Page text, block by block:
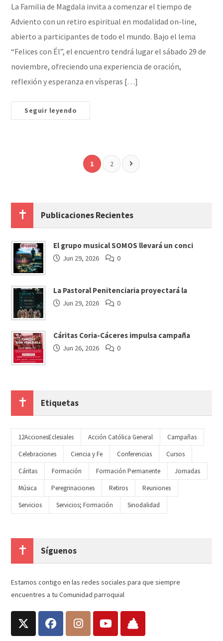
La Familia de Magdala invita a comenzar el tiempo de
Adviento con un retiro espiritual en modalidad on-line,
abierto a participantes de todo el mundo. Bajo el lema
“Felices con Él”, el encuentro tendrá lugar el sábado 29 de
noviembre, ofreciendo una experiencia de oración,
reflexión y esperanza en vísperas […]
Seguir leyendo
1 2
Publicaciones Recientes
El grupo musical SOMOS llevará un conci
Jun 29, 2026 0
La Pastoral Penitenciaria proyectará la
Jun 29, 2026 0
Cáritas Coria-Cáceres impulsa campaña
Jun 26, 2026 0
Etiquetas
12AccionesEclesiales Acción Católica General
Campañas
Celebraciones
Ciencia y Fe Conferencias
Cursos
Cáritas
Formación Formación Permanente
Jornadas
Música
Peregrinaciones Retiros
Reuniones
Servicios
Servicios; Formación Sinodalidad
Síguenos
Estamos contigo en las redes sociales para que siempre
encuentres a tu Comunidad parroquial